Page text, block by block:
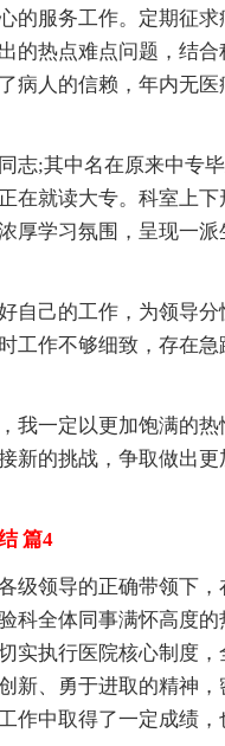
的服务工作。定期征求
的热点难点问题，结
病人的信赖，年内无医
;其中名在原来中专毕
在就读大专。科室上下
厚学习氛围，呈现一派
己的工作，为领导分
工作不够细致，存在
一定以更加饱满的热
新的挑战，争取做出
篇4
领导的正确带领下，
科全体同事满怀高度的
实执行医院核心制度
新、勇于进取的精神，
作中取得了一定成绩，